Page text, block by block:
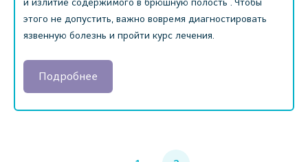
этого не допустить, важно вовремя диагностировать
язвенную болезнь и пройти курс лечения.
Подробнее